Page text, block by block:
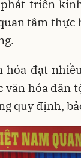
triển
tâm
hóa đạt
văn hóa dân
quy định,